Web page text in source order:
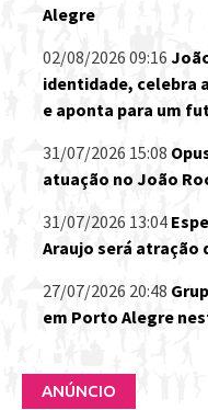
Alegre
02/08/2026 09:16
identidade, celebra
e aponta para um
31/07/2026 15:08
atuação no João
31/07/2026 13:04
Araujo será atração
27/07/2026 20:48
em Porto Alegre
ANÚNCIO